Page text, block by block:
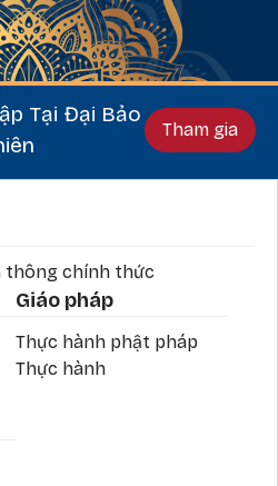
Tại Đại Bảo
Tham gia
thông chính thức
Giáo pháp
Thực hành phật pháp
Thực hành